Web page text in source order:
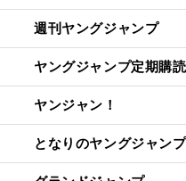
週刊ヤングジャンプ
ヤングジャンプ定期購
ヤンジャン！
となりのヤングジャンプ